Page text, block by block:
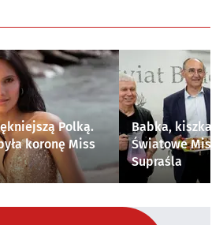
Polką.
koronę Miss
Babka, kiszka i
Światowe
Supraśla